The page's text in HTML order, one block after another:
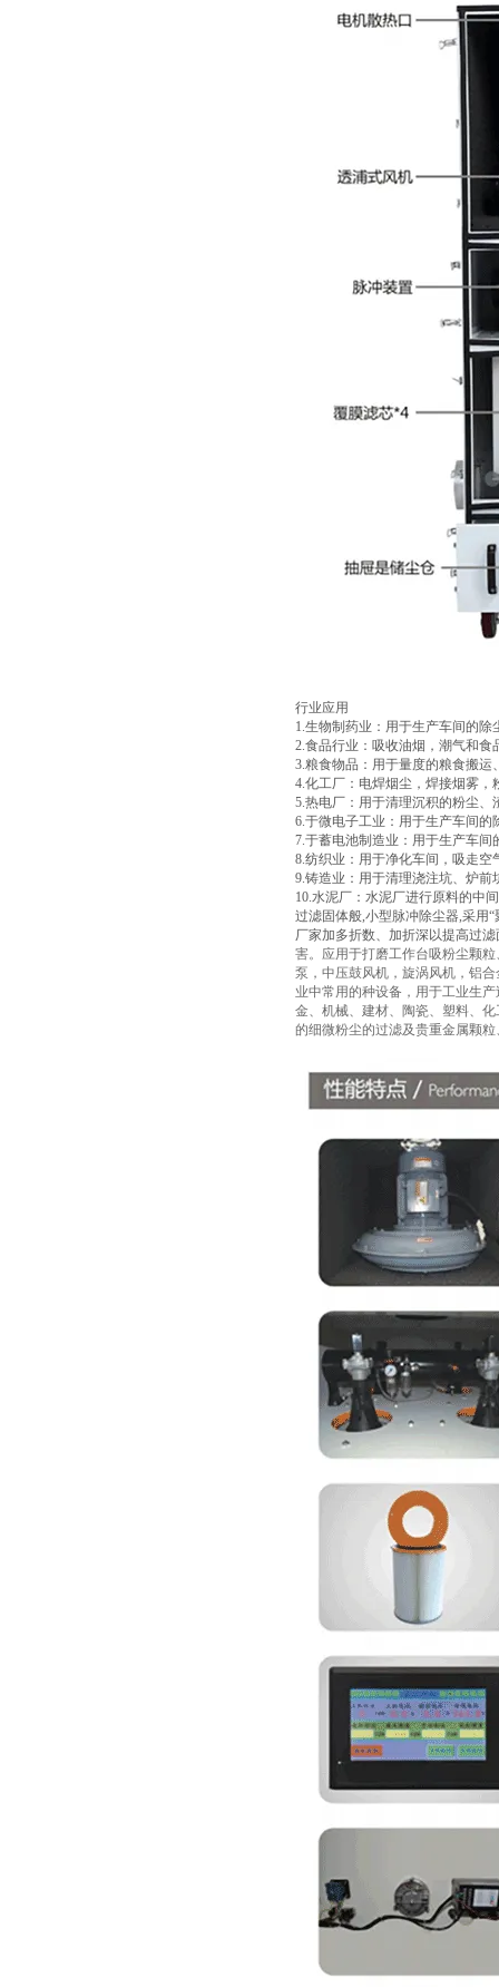
行业应用
1.生物制药业：用于生产车间的除
2.食品行业：吸收油烟，潮气和食
3.粮食物品：用于量度的粮食搬运
4.化工厂：电焊烟尘，焊接烟雾
5.热电厂：用于清理沉积的粉尘
6.于微电子工业：用于生产车间
7.于蓄电池制造业：用于生产车间
8.纺织业：用于净化车间，吸走空
9.铸造业：用于清理浇注坑、炉
10.水泥厂：水泥厂进行原料的中
过滤固体般,小型脉冲除尘器,采用
厂家加多折数、加折深以提高过滤
害。应用于打磨工作台吸粉尘颗
泵，中压鼓风机，旋涡风机，铝
业中常用的种设备，用于工业生
金、机械、建材、陶瓷、塑料、
的细微粉尘的过滤及贵重金属颗